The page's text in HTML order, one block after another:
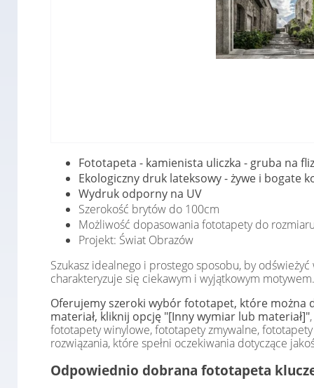
Fototapeta - kamienista uliczka - gruba na
Ekologiczny druk lateksowy - żywe i bogate
Wydruk odporny na UV
Szerokość brytów do 100cm
Możliwość dopasowania fototapety do
Projekt: Świat Obrazów
Szukasz idealnego i prostego sposobu, by
charakteryzuje się ciekawym i wyjątkowym
Oferujemy szeroki wybór fototapet, które można
materiał, kliknij opcję "[Inny wymiar lub materiał]"
fototapety winylowe, fototapety zmywalne,
rozwiązania, które spełni oczekiwania dotyczące
Odpowiednio dobrana fototapeta